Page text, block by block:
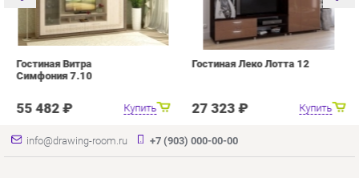
info@drawing-room.ru +7 (903) 000-00-00
Коллекции
Зеркала Контакты Екатеринбург